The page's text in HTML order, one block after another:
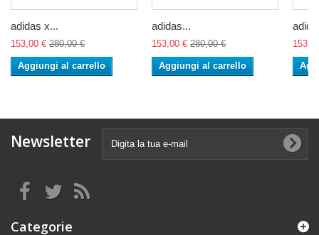
adidas x...
153,00 € 280,00 €
Aggiungi al carrello
adidas...
153,00 € 280,00 €
Aggiungi al carrello
Newsletter
Categorie